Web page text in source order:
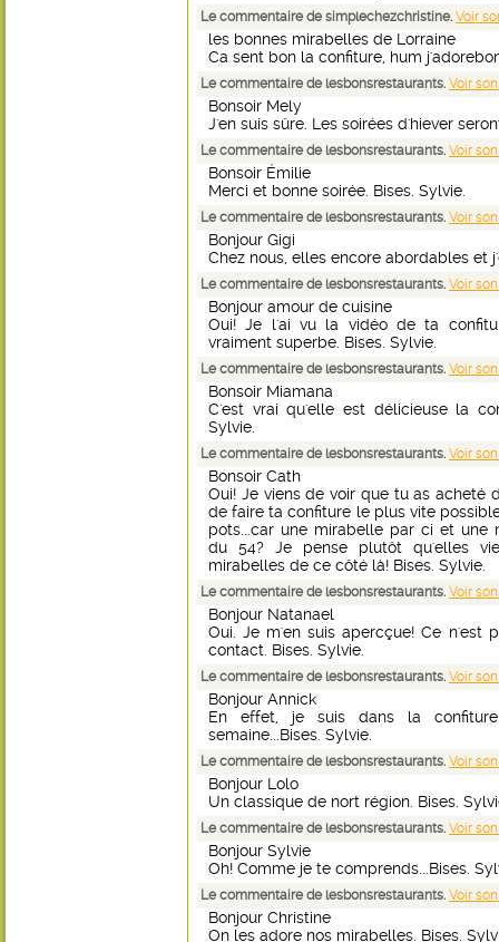
Le commentaire de simplechezchristine. Voir
les bonnes mirabelles de Lorraine
Ca sent bon la confiture, hum
Le commentaire de lesbonsrestaurants. Voir
Bonsoir Mely
J'en suis sûre. Les soirées d'hiever
Le commentaire de lesbonsrestaurants. Voir
Bonsoir Émilie
Merci et bonne soirée. Bises. Sylvie.
Le commentaire de lesbonsrestaurants. Voir
Bonjour Gigi
Chez nous, elles encore abordables et
Le commentaire de lesbonsrestaurants. Voir
Bonjour amour de cuisine
Oui! Je l'ai vu la vidéo de ta
vraiment superbe. Bises. Sylvie.
Le commentaire de lesbonsrestaurants. Voir
Bonsoir Miamana
C'est vrai qu'elle est délicieuse la
Sylvie.
Le commentaire de lesbonsrestaurants. Voir
Bonsoir Cath
Oui! Je viens de voir que tu as acheté
de faire ta confiture le plus vite
pots...car une mirabelle par ci et une
du 54? Je pense plutôt qu'elles
mirabelles de ce côté là! Bises. Sylvie.
Le commentaire de lesbonsrestaurants. Voir
Bonjour Natanael
Oui. Je m'en suis apercçue! Ce n'est
contact. Bises. Sylvie.
Le commentaire de lesbonsrestaurants. Voir
Bonjour Annick
En effet, je suis dans la
semaine...Bises. Sylvie.
Le commentaire de lesbonsrestaurants. Voir
Bonjour Lolo
Un classique de nort région. Bises.
Le commentaire de lesbonsrestaurants. Voir
Bonjour Sylvie
Oh! Comme je te comprends...Bises.
Le commentaire de lesbonsrestaurants. Voir
Bonjour Christine
On les adore nos mirabelles. Bises.